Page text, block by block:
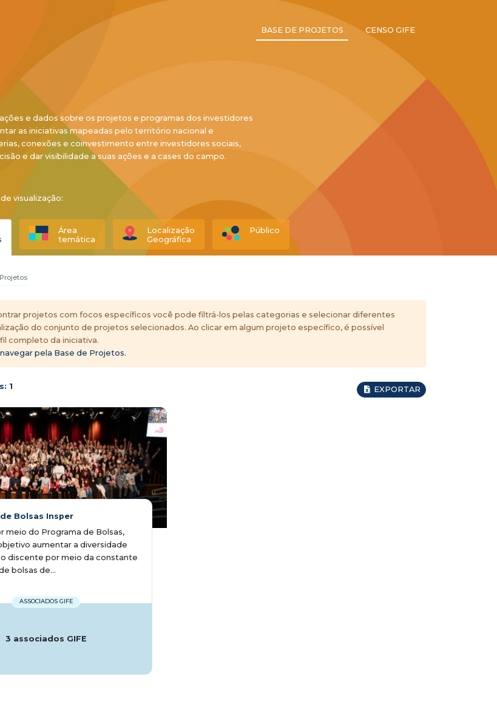
BASE DE PROJETOS CENSO GIFE
e dados sobre os projetos e programas dos investidores
as iniciativas mapeadas pelo território nacional e
conexões e coinvestimento entre investidores sociais,
e dar visibilidade a suas ações e a cases do campo.
visualização:
Área
temática
Localização
Geográfica
Público
projetos com focos específicos você pode filtrá-los pelas categorias e selecionar diferentes
do conjunto de projetos selecionados. Ao clicar em algum projeto específico, é possível
completo da iniciativa.
pela Base de Projetos.
1 EXPORTAR
Bolsas Insper
meio do Programa de Bolsas,
aumentar a diversidade
discente por meio da constante
bolsas de...
ASSOCIADOS GIFE
3 associados GIFE